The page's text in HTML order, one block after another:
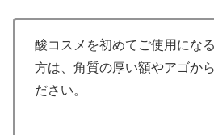
酸コスメを初めてご使用にな
方は、角質の厚い額やアゴか
ださい。